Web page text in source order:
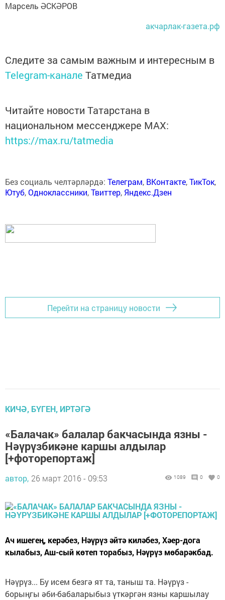
Марсель ӘСКӘРОВ
акчарлак-газета.рф
Следите за самым важным и интересным в
Telegram-канале Татмедиа
Читайте новости Татарстана в
национальном мессенджере MАХ:
https://max.ru/tatmedia
Без социаль челтәрләрдә: Телеграм, ВКонтакте,ТикТок,
Ютуб,Одноклассники,Твиттер, Яндекс.Дзен
Перейти на страницу новости
КИЧӘ, БҮГЕН, ИРТӘГӘ
«Балачак» балалар бакчасында язны -
Нәүрүзбикәне каршы алдылар
[+фоторепортаж]
автор, 26 март 2016 - 09:53 1089 0 0
Ач ишегең, керәбез, Нәүрүз әйтә киләбез, Хәер-дога
кылабыз, Аш-сый көтеп торабыз, Нәүрүз мөбарәкбад.
Нәүрүз... Бу исем безгә ят та, таныш та. Нәүрүз -
борыңгы әби-бабаларыбыз үткәргән язны каршылау